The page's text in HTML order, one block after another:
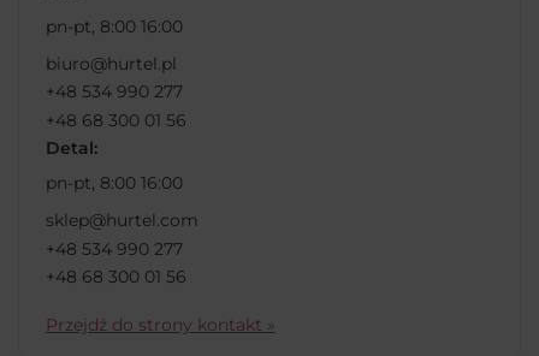
pn-pt, 8:00 16:00
biuro@hurtel.pl
+48 534 990 277
+48 68 300 01 56
Detal:
pn-pt, 8:00 16:00
sklep@hurtel.com
+48 534 990 277
+48 68 300 01 56
Przejdź do strony kontakt »